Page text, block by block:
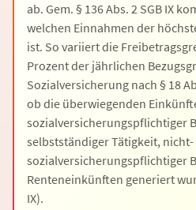
ab. Gem. § 136 Abs. 2 SGB IX
welchen Einnahmen der
ist. So variiert die
Prozent der jährlichen
Sozialversicherung nach § 18
ob die überwiegenden
sozialversicherungspflichtiger
selbstständiger Tätigkeit, nicht-
sozialversicherungspflichtiger
Renteneinkünften generiert
IX).